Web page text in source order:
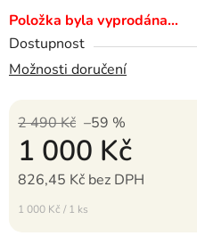
Položka byla vyprodána…
Dostupnost
Možnosti doručení
2 490 Kč –59 %
1 000 Kč
826,45 Kč bez DPH
Měrná cena:
1 000 Kč / 1 ks